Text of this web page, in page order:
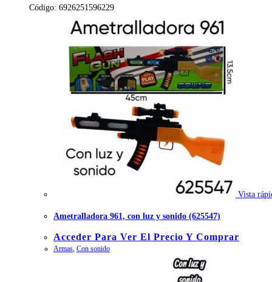
Código: 6926251596229
Vista
Ametralladora 961, con luz y sonido (625547)
Acceder Para Ver El Precio Y Comprar
Armas, Con sonido